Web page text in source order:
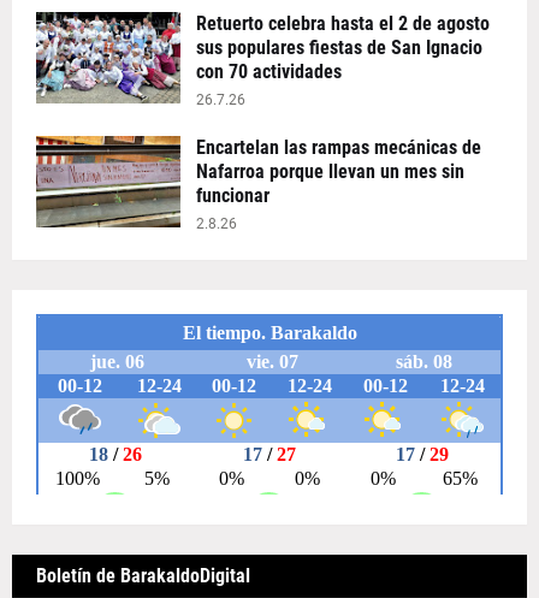
Retuerto celebra hasta el 2 de agosto
sus populares fiestas de San Ignacio
con 70 actividades
26.7.26
Encartelan las rampas mecánicas de
Nafarroa porque llevan un mes sin
funcionar
2.8.26
Boletín de BarakaldoDigital